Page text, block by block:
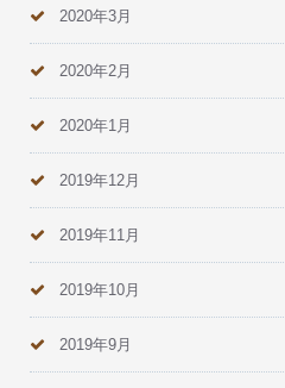
2020年3月
2020年2月
2020年1月
2019年12月
2019年11月
2019年10月
2019年9月